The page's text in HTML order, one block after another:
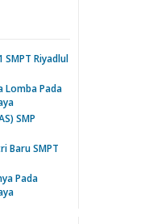
SMPT Riyadlul
Lomba Pada
SMP
Baru SMPT
Pada